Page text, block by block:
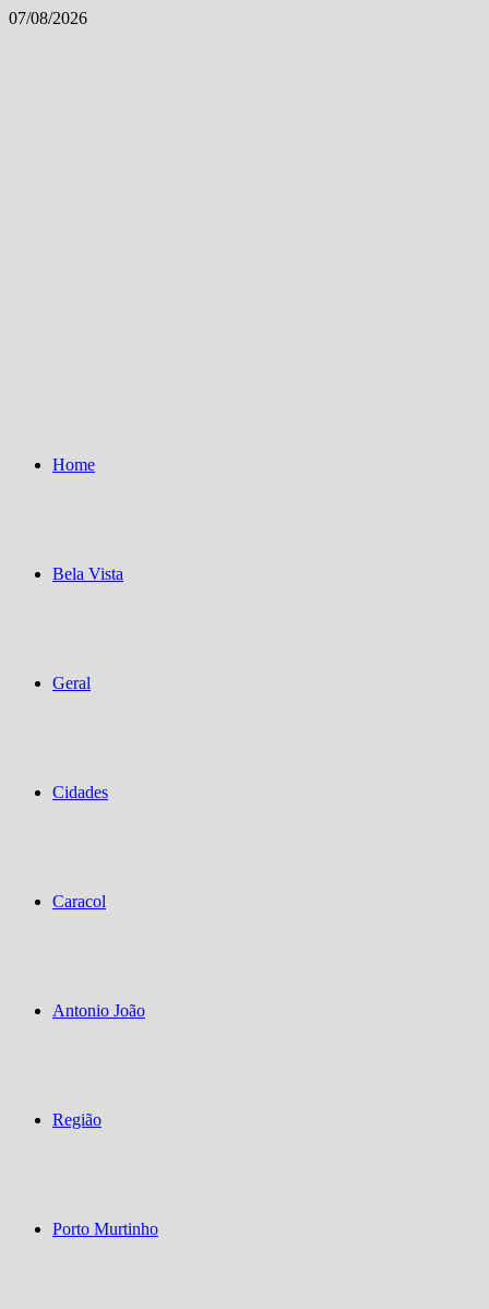
Skip
07/08/2026
Home
Bela Vista
Geral
Cidades
Caracol
Antonio João
Região
Porto Murtinho